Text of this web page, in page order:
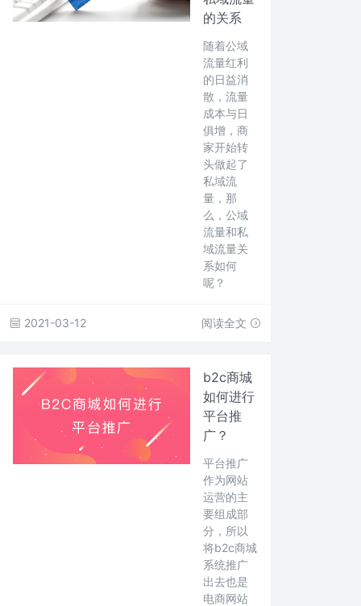
的关系
随着公域
流量红利
的日益消
散，流量
成本与日
俱增，商
家开始转
头做起了
私域流
量，那
么，公域
流量和私
域流量关
系如何
呢？
2021-03-12 阅读全文
b2c商城
如何进行
平台推
广？
平台推广
作为网站
运营的主
要组成部
分，所以
将b2c商城
系统推广
出去也是
电商网站